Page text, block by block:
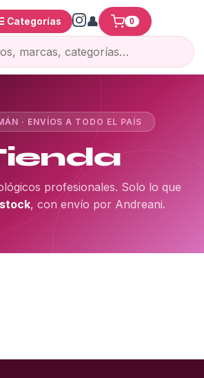
Categorías 0
· ENVÍOS A TODO EL PAÍS
profesionales. Solo lo que
, con envío por Andreani.